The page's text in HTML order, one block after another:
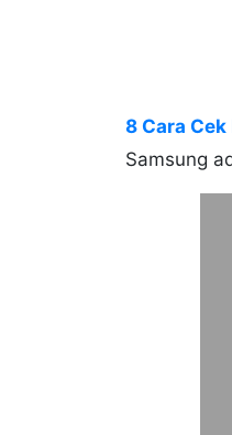
8 Cara
Samsung